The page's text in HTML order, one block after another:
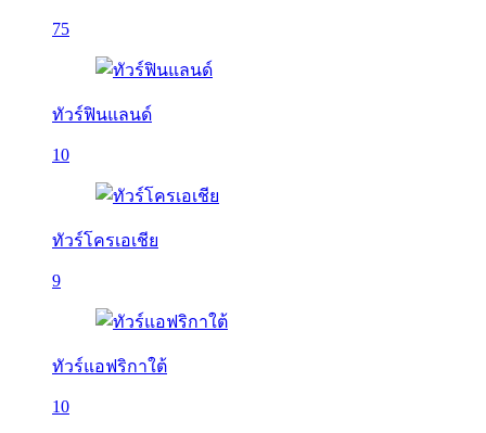
75
ทัวร์ฟินแลนด์
10
ทัวร์โครเอเชีย
9
ทัวร์แอฟริกาใต้
10